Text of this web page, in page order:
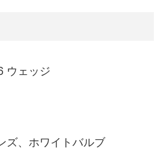
ウェッジ
ズ、ホワイトバルブ